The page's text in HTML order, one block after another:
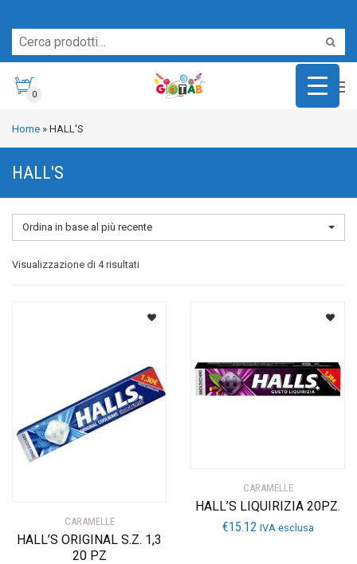
0
Home » HALL'S
HALL'S
Ordina in base al più recente
Visualizzazione di 4 risultatiOrdina
al
CARAMELLE
HALL’S ORIGINAL S.Z. 1,3
20 PZ
CARAMELLE
HALL’S LIQUIRIZIA 20PZ.
€15.12 IVA esclusa